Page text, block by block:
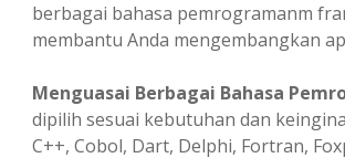
berbagai bahasa pemrogramanm
membantu Anda mengembangkan
Menguasai Berbagai Bahasa
dipilih sesuai kebutuhan dan
C++, Cobol, Dart, Delphi, Fortran,